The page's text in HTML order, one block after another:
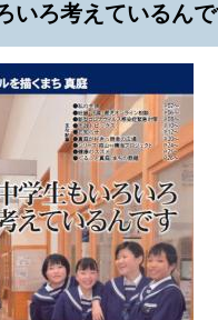
いろ考えているん